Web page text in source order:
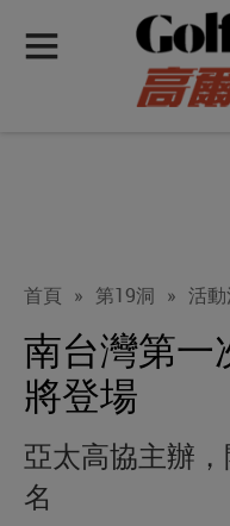
首頁 » 第19洞 » 活
南台灣第一
將登場
亞太高協主辦
名